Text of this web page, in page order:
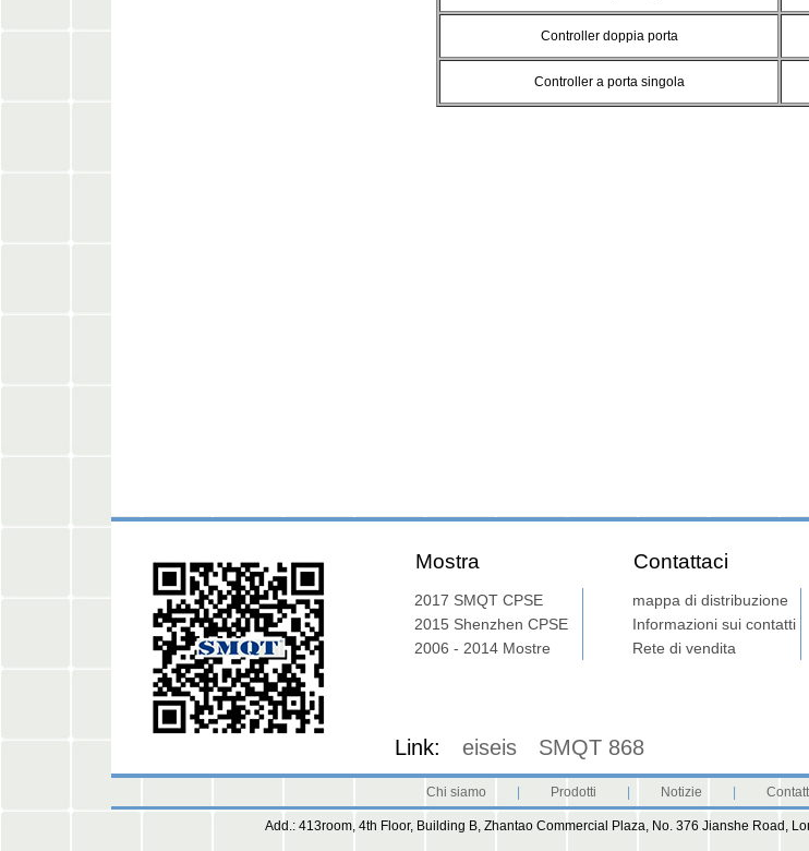
Controller doppia porta
Controller a porta singola
Mostra
Calendario
2017 SMQT CPSE
Esposizione2015 Shenzhen CPSE
Exhibition2006 - 2014 Mostre
Contattaci
mappa di distribuzione
Informazioni sui contatti
Rete di vendita
Link: eiseis SMQT 868
Chi siamo Prodotti Notizie
Add.: 413room, 4th Floor, Building B, Zhantao Commercial Plaza, No. 376 Jianshe Road,